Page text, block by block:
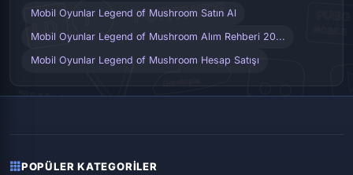
Mobil Oyunlar Legend of Mushroom Satın Al
Mobil Oyunlar Legend of Mushroom Alım Rehberi 20...
Mobil Oyunlar Legend of Mushroom Hesap Satışı
POPÜLER KATEGORILER